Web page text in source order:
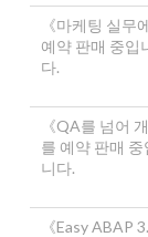
《마케팅 실
예약 판매 중입
다.
《QA를 넘어
를 예약 판매
니다.
《Easy ABAP